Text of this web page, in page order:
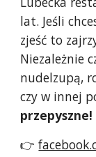
lat. Jeśli
zjeść to
Niezależnie
nudelzupą,
czy w innej
przepyszne!
👉